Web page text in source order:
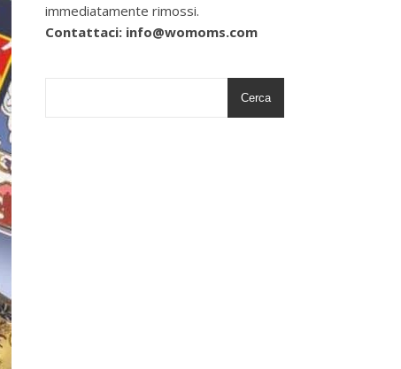
immediatamente rimossi.
Contattaci: info@womoms.com
Cerca